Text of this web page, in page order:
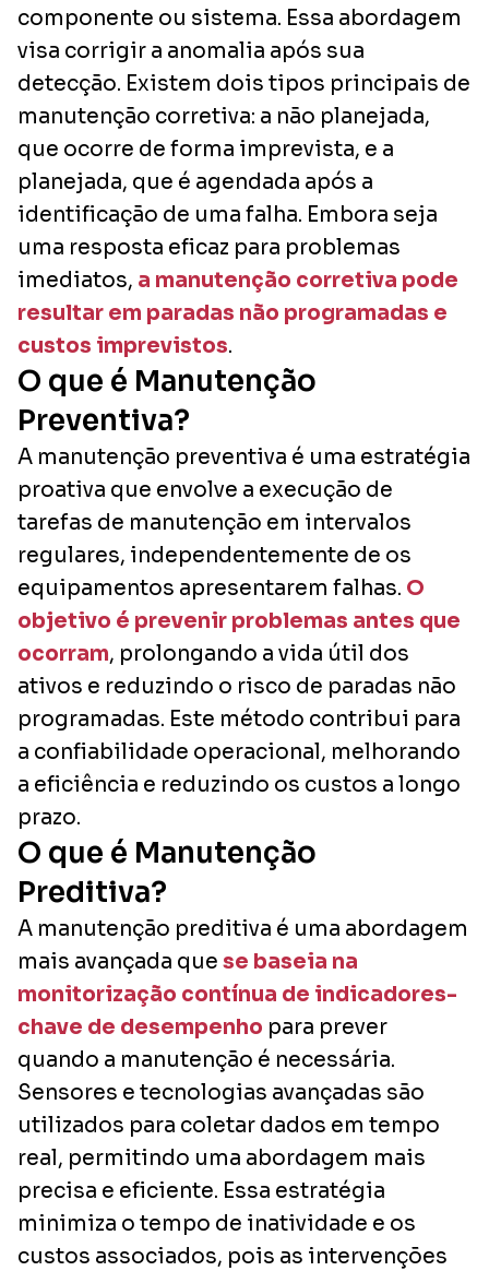
componente ou sistema. Essa abordagem
visa corrigir a anomalia após sua
detecção. Existem dois tipos principais de
manutenção corretiva: a não planejada,
que ocorre de forma imprevista, e a
planejada, que é agendada após a
identificação de uma falha. Embora seja
uma resposta eficaz para problemas
imediatos, a manutenção corretiva pode
resultar em paradas não programadas e
custos imprevistos.
O que é Manutenção
Preventiva?
A manutenção preventiva é uma estratégia
proativa que envolve a execução de
tarefas de manutenção em intervalos
regulares, independentemente de os
equipamentos apresentarem falhas. O
objetivo é prevenir problemas antes que
ocorram, prolongando a vida útil dos
ativos e reduzindo o risco de paradas não
programadas. Este método contribui para
a confiabilidade operacional, melhorando
a eficiência e reduzindo os custos a longo
prazo.
O que é Manutenção
Preditiva?
A manutenção preditiva é uma abordagem
mais avançada que se baseia na
monitorização contínua de indicadores-
chave de desempenho para prever
quando a manutenção é necessária.
Sensores e tecnologias avançadas são
utilizados para coletar dados em tempo
real, permitindo uma abordagem mais
precisa e eficiente. Essa estratégia
minimiza o tempo de inatividade e os
custos associados, pois as intervenções